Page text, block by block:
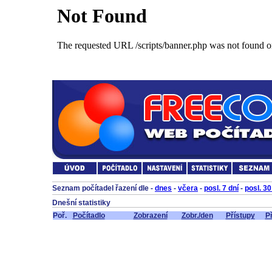
Seznam počítadel řazení dle - dnes - včera - posl. 7 dní - posl.
Dnešní statistiky
Poř. Počítadlo Zobrazení Zobr./den Přístupy